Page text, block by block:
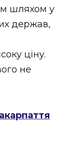
шляхом у
держав,
ціну.
не